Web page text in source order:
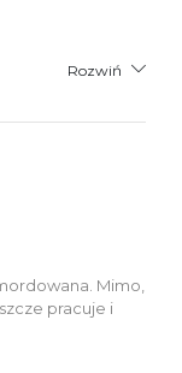
Rozwiń
Mimo,
pracuje i